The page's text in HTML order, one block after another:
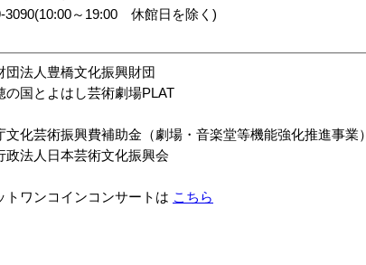
3090(10:00～19:00 休館日を除く)
団法人豊橋文化振興財団
の国とよはし芸術劇場PLAT
文化芸術振興費補助金（劇場・音楽堂等機能強化推進事業）
人日本芸術文化振興会
トワンコインコンサートは こちら